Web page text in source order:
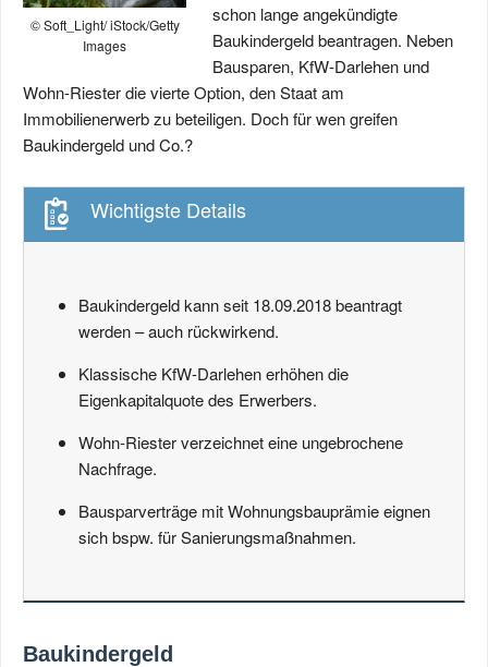
© Soft_Light/ iStock/Getty
Images
schon lange angekündigte
Baukindergeld beantragen. Neben
Bausparen, KfW-Darlehen und
Wohn-Riester die vierte Option, den Staat am
Immobilienerwerb zu beteiligen. Doch für wen greifen
Baukindergeld und Co.?
Wichtigste Details
Baukindergeld kann seit 18.09.2018 beantragt
werden – auch rückwirkend.
Klassische KfW-Darlehen erhöhen die
Eigenkapitalquote des Erwerbers.
Wohn-Riester verzeichnet eine ungebrochene
Nachfrage.
Bausparverträge mit Wohnungsbauprämie eignen
sich bspw. für Sanierungsmaßnahmen.
Baukindergeld